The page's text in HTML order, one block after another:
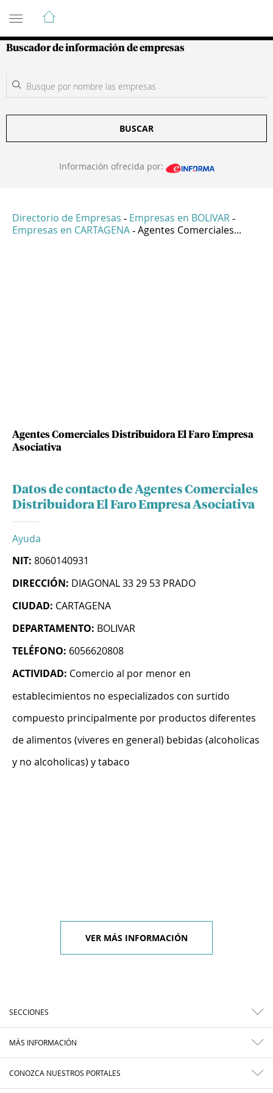
Guía de Empresas Colombianas
Buscador de información de empresas
BUSCAR
Información ofrecida por:
Directorio de Empresas - Empresas en BOLIVAR -
Empresas en CARTAGENA - Agentes Comerciales...
Agentes Comerciales Distribuidora El Faro Empresa
Asociativa
Datos de contacto de Agentes Comerciales
Distribuidora El Faro Empresa Asociativa
Ayuda
NIT: 8060140931
DIRECCIÓN: DIAGONAL 33 29 53 PRADO
CIUDAD: CARTAGENA
DEPARTAMENTO: BOLIVAR
TELÉFONO: 6056620808
ACTIVIDAD: Comercio al por menor en
establecimientos no especializados con surtido
compuesto principalmente por productos diferentes
de alimentos (viveres en general) bebidas (alcoholicas
y no alcoholicas) y tabaco
VER MÁS INFORMACIÓN
SECCIONES
MÁS INFORMACIÓN
CONOZCA NUESTROS PORTALES